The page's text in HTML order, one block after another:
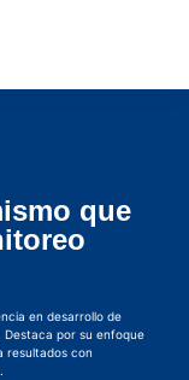
que
en desarrollo de
Destaca por su enfoque
resultados con